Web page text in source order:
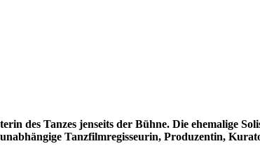
des Tanzes jenseits der Bühne. Die ehemalige
Tanzfilmregisseurin, Produzentin,